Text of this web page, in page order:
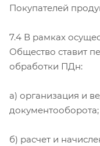
Покупателей
7.4 В рамках
Общество ставит
обработки ПДн:
а) организация и
документооборота;
б) расчет и